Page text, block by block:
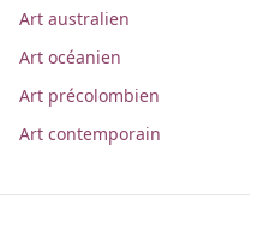
Art australien
Art océanien
Art précolombien
Art contemporain